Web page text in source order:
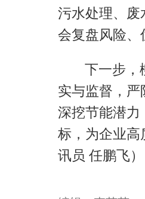
污水处理、废
会复盘风险、
下一步，
实与监督，
深挖节能潜力
标，为企业高
讯员 任鹏飞）